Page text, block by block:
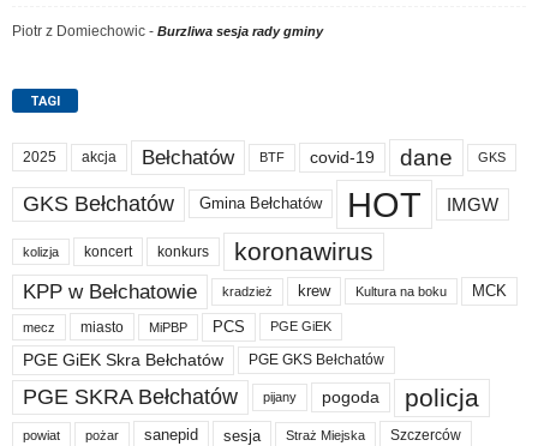
Piotr z Domiechowic - Burzliwa sesja rady gminy
TAGI
2025 akcja Bełchatów BTF covid-19 dane GKS
GKS Bełchatów Gmina Bełchatów HOT IMGW
kolizja koncert konkurs koronawirus
KPP w Bełchatowie kradzież krew Kultura na boku MCK
mecz miasto MiPBP PCS PGE GiEK
PGE GiEK Skra Bełchatów PGE GKS Bełchatów
PGE SKRA Bełchatów pijany pogoda policja
powiat pożar sanepid sesja Straż Miejska Szczerców